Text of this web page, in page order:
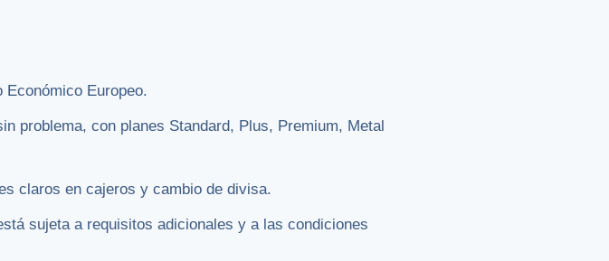
Europeo.
problema, con planes Standard, Plus, Premium, Metal
claros en cajeros y cambio de divisa.
sujeta a requisitos adicionales y a las condiciones